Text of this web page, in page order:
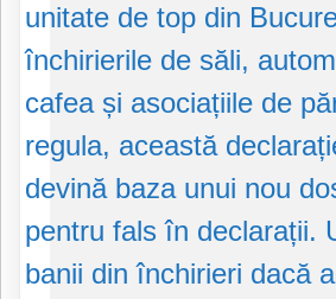
unitate de top din
închirierile de săli,
cafea și asociațiile de
regula, această
devină baza unui nou
pentru fals în declarații.
banii din închirieri dacă